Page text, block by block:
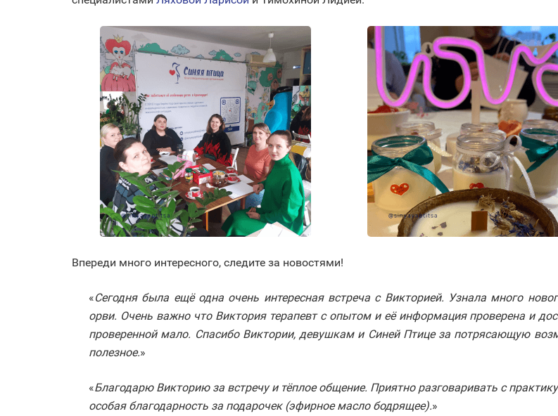
Впереди много интересного, следите за новостями!
«Сегодня была ещё одна очень интересная встреча с Викторией. Узнала много
орви. Очень важно что Виктория терапевт с опытом и её информация проверена и
проверенной мало. Спасибо Виктории, девушкам и Синей Птице за потрясающую
полезное.»
«Благодарю Викторию за встречу и тёплое общение. Приятно разговаривать с
особая благодарность за подарочек (эфирное масло бодрящее).»